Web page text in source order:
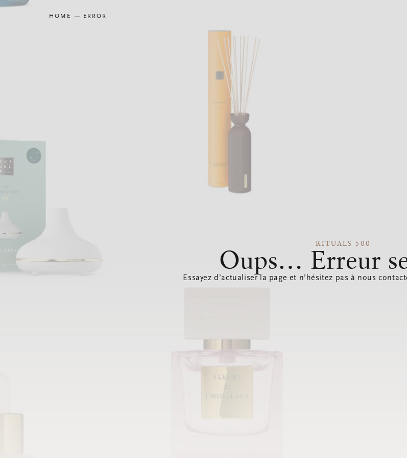
HOME ERROR
RITUALS 500
Oups… Erreur
Essayez d’actualiser la page et n’hésitez pas à nous